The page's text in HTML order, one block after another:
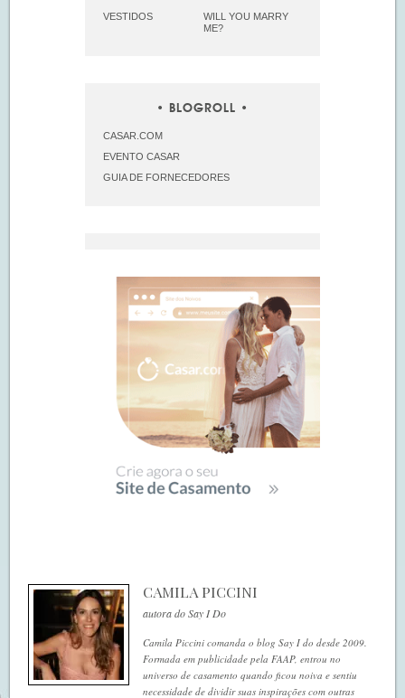
VESTIDOS
WILL YOU MARRY
ME?
BLOGROLL
CASAR.COM
EVENTO CASAR
GUIA DE FORNECEDORES
CAMILA PICCINI
autora do Say I Do
Camila Piccini comanda o blog Say I do desde 2009.
Formada em publicidade pela FAAP, entrou no
universo de casamento quando ficou noiva e sentiu
necessidade de dividir suas inspirações com outras